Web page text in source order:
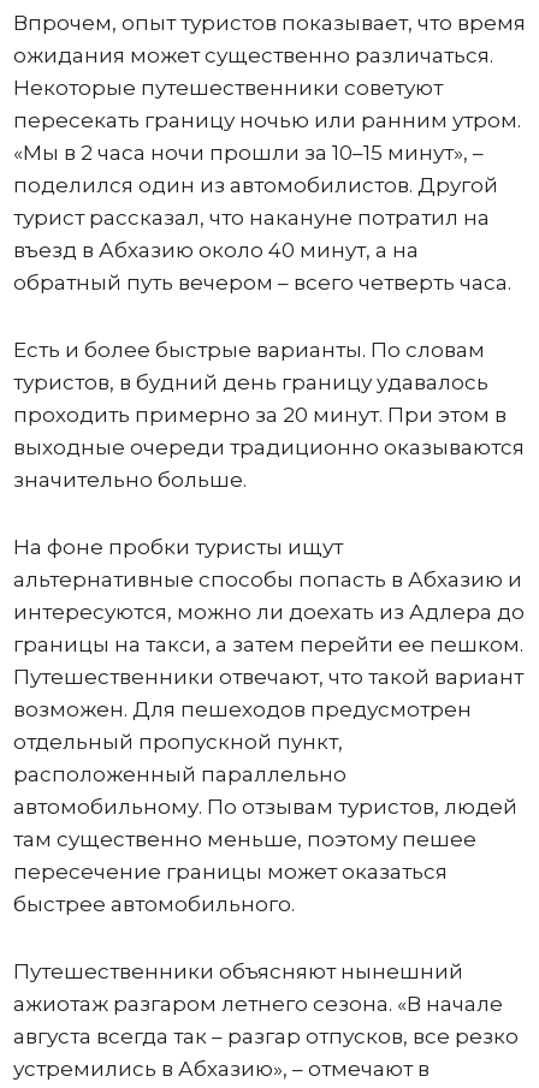
Впрочем, опыт туристов показывает, что время
ожидания может существенно различаться.
Некоторые путешественники советуют
пересекать границу ночью или ранним утром.
«Мы в 2 часа ночи прошли за 10–15 минут», –
поделился один из автомобилистов. Другой
турист рассказал, что накануне потратил на
въезд в Абхазию около 40 минут, а на
обратный путь вечером – всего четверть часа.
Есть и более быстрые варианты. По словам
туристов, в будний день границу удавалось
проходить примерно за 20 минут. При этом в
выходные очереди традиционно оказываются
значительно больше.
На фоне пробки туристы ищут
альтернативные способы попасть в Абхазию и
интересуются, можно ли доехать из Адлера до
границы на такси, а затем перейти ее пешком.
Путешественники отвечают, что такой вариант
возможен. Для пешеходов предусмотрен
отдельный пропускной пункт,
расположенный параллельно
автомобильному. По отзывам туристов, людей
там существенно меньше, поэтому пешее
пересечение границы может оказаться
быстрее автомобильного.
Путешественники объясняют нынешний
ажиотаж разгаром летнего сезона. «В начале
августа всегда так – разгар отпусков, все резко
устремились в Абхазию», – отмечают в